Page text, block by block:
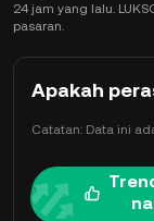
24 jam yang lalu.
pasaran.
Apakah
Catatan: Data ini